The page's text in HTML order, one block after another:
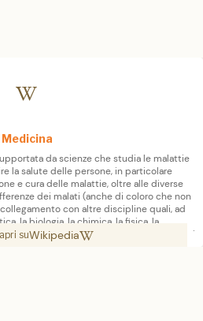
Medicina
da scienze che studia le malattie
la salute delle persone, in particolare
e cura delle malattie, oltre alle diverse
dei malati (anche di coloro che non
con altre discipline quali, ad
la biologia, la chimica, la fisica, la
\xc3\xa8 presente in ambiti giuridici
apri suWikipedia